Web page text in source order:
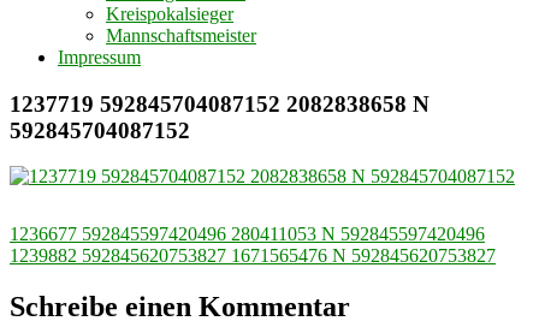
Kreispokalsieger
Mannschaftsmeister
Impressum
1237719 592845704087152 2082838658 N
592845704087152
Beitragsnavigation
1236677 592845597420496 280411053 N 592845597420496
1239882 592845620753827 1671565476 N 592845620753827
Schreibe einen Kommentar